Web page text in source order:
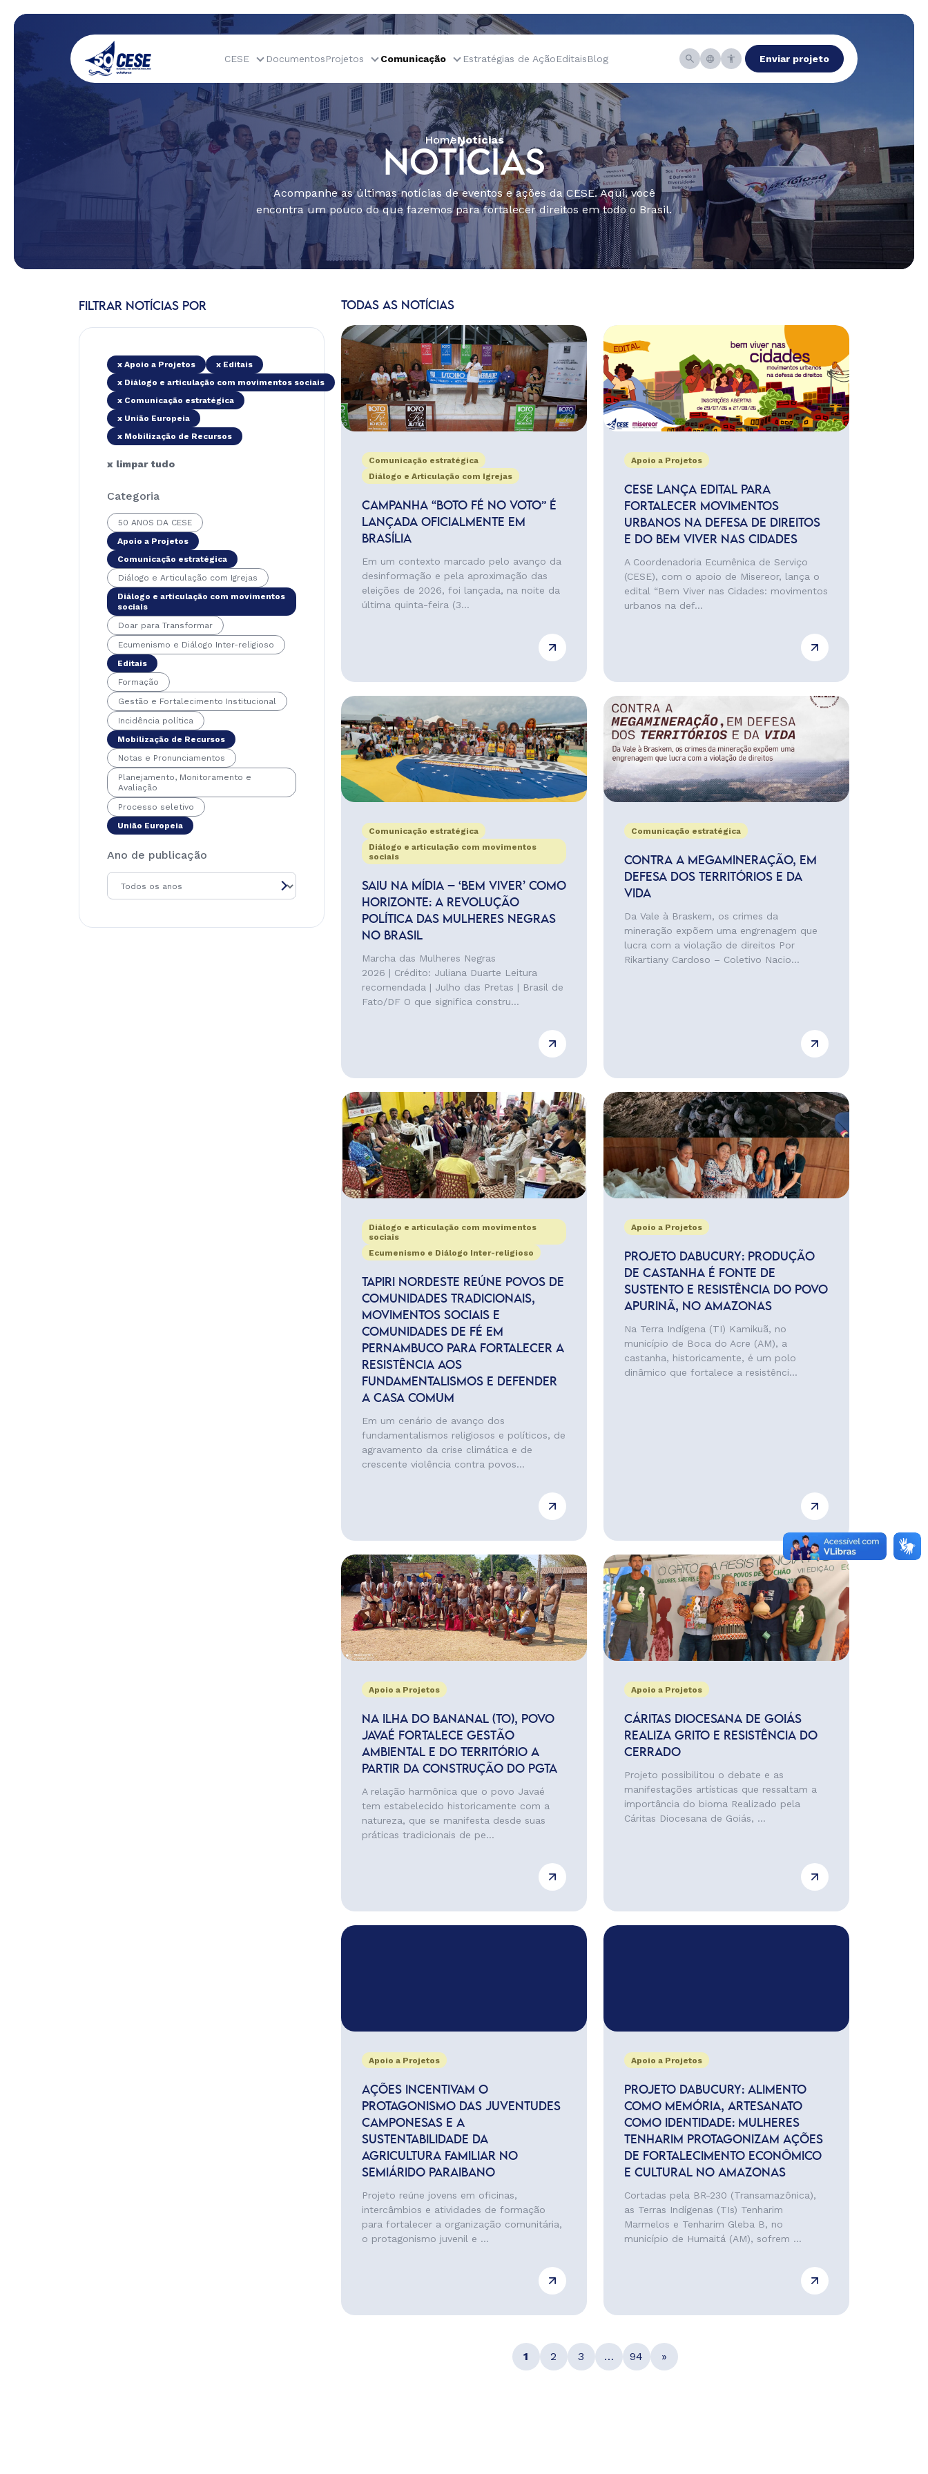
CESE DocumentosProjetos Comunicação Estratégias de AçãoEditaisBlog Enviar projeto
HomeNotícias
NOTÍCIAS
Acompanhe as últimas notícias de eventos e ações da CESE. Aqui, você
encontra um pouco do que fazemos para fortalecer direitos em todo o Brasil.
FILTRAR NOTÍCIAS POR
x Apoio a Projetos
x Editais
x Diálogo e articulação com movimentos sociais
x Comunicação estratégica
x União Europeia
x Mobilização de Recursos
x limpar tudo
Categoria
50 ANOS DA CESE
Apoio a Projetos
Comunicação estratégica
Diálogo e Articulação com Igrejas
Diálogo e articulação com movimentos
sociais
Doar para Transformar
Ecumenismo e Diálogo Inter-religioso
Editais
Formação
Gestão e Fortalecimento Institucional
Incidência política
Mobilização de Recursos
Notas e Pronunciamentos
Planejamento, Monitoramento e
Avaliação
Processo seletivo
União Europeia
Ano de publicação
TODAS AS NOTÍCIAS
Comunicação estratégica
Diálogo e Articulação com Igrejas
CAMPANHA “BOTO FÉ NO VOTO” É
LANÇADA OFICIALMENTE EM
BRASÍLIA
Em um contexto marcado pelo avanço da
desinformação e pela aproximação das
eleições de 2026, foi lançada, na noite da
última quinta-feira (3...
Apoio a Projetos
CESE LANÇA EDITAL PARA
FORTALECER MOVIMENTOS
URBANOS NA DEFESA DE DIREITOS
E DO BEM VIVER NAS CIDADES
A Coordenadoria Ecumênica de Serviço
(CESE), com o apoio de Misereor, lança o
edital “Bem Viver nas Cidades: movimentos
urbanos na def...
Comunicação estratégica
Diálogo e articulação com movimentos
sociais
SAIU NA MÍDIA – ‘BEM VIVER’ COMO
HORIZONTE: A REVOLUÇÃO
POLÍTICA DAS MULHERES NEGRAS
NO BRASIL
Marcha das Mulheres Negras
2026 | Crédito: Juliana Duarte Leitura
recomendada | Julho das Pretas | Brasil de
Fato/DF O que significa constru...
Comunicação estratégica
CONTRA A MEGAMINERAÇÃO, EM
DEFESA DOS TERRITÓRIOS E DA
VIDA
Da Vale à Braskem, os crimes da
mineração expõem uma engrenagem que
lucra com a violação de direitos Por
Rikartiany Cardoso – Coletivo Nacio...
Diálogo e articulação com movimentos
sociais
Ecumenismo e Diálogo Inter-religioso
TAPIRI NORDESTE REÚNE POVOS DE
COMUNIDADES TRADICIONAIS,
MOVIMENTOS SOCIAIS E
COMUNIDADES DE FÉ EM
PERNAMBUCO PARA FORTALECER A
RESISTÊNCIA AOS
FUNDAMENTALISMOS E DEFENDER
A CASA COMUM
Em um cenário de avanço dos
fundamentalismos religiosos e políticos, de
agravamento da crise climática e de
crescente violência contra povos...
Apoio a Projetos
PROJETO DABUCURY: PRODUÇÃO
DE CASTANHA É FONTE DE
SUSTENTO E RESISTÊNCIA DO POVO
APURINÃ, NO AMAZONAS
Na Terra Indígena (TI) Kamikuã, no
município de Boca do Acre (AM), a
castanha, historicamente, é um polo
dinâmico que fortalece a resistênci...
Apoio a Projetos
NA ILHA DO BANANAL (TO), POVO
JAVAÉ FORTALECE GESTÃO
AMBIENTAL E DO TERRITÓRIO A
PARTIR DA CONSTRUÇÃO DO PGTA
A relação harmônica que o povo Javaé
tem estabelecido historicamente com a
natureza, que se manifesta desde suas
práticas tradicionais de pe...
Apoio a Projetos
CÁRITAS DIOCESANA DE GOIÁS
REALIZA GRITO E RESISTÊNCIA DO
CERRADO
Projeto possibilitou o debate e as
manifestações artísticas que ressaltam a
importância do bioma Realizado pela
Cáritas Diocesana de Goiás, ...
Apoio a Projetos
AÇÕES INCENTIVAM O
PROTAGONISMO DAS JUVENTUDES
CAMPONESAS E A
SUSTENTABILIDADE DA
AGRICULTURA FAMILIAR NO
SEMIÁRIDO PARAIBANO
Projeto reúne jovens em oficinas,
intercâmbios e atividades de formação
para fortalecer a organização comunitária,
o protagonismo juvenil e ...
Apoio a Projetos
PROJETO DABUCURY: ALIMENTO
COMO MEMÓRIA, ARTESANATO
COMO IDENTIDADE: MULHERES
TENHARIM PROTAGONIZAM AÇÕES
DE FORTALECIMENTO ECONÔMICO
E CULTURAL NO AMAZONAS
Cortadas pela BR-230 (Transamazônica),
as Terras Indígenas (TIs) Tenharim
Marmelos e Tenharim Gleba B, no
município de Humaitá (AM), sofrem ...
1 2 3 … 94 »